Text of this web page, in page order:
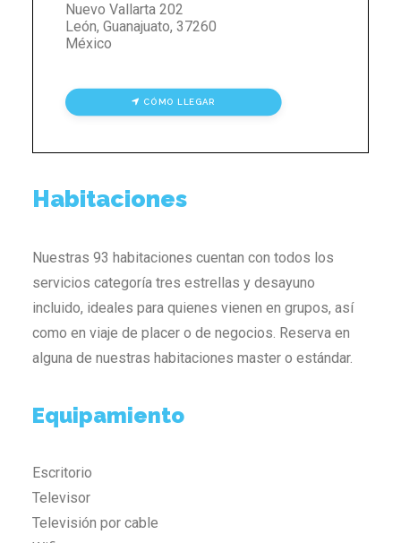
Nuevo Vallarta 202
León, Guanajuato, 37260
México
CÓMO LLEGAR
Habitaciones
Nuestras 93 habitaciones cuentan con todos los
servicios categoría tres estrellas y desayuno
incluido, ideales para quienes vienen en grupos, así
como en viaje de placer o de negocios. Reserva en
alguna de nuestras habitaciones master o estándar.
Equipamiento
Escritorio
Televisor
Televisión por cable